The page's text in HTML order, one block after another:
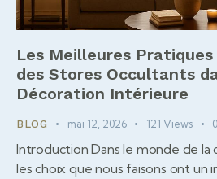
Les Meilleures
des Stores Occultants
Décoration Intérieure
BLOG mai 12, 2026 121 Views 0
Introduction Dans le monde de
les choix que nous faisons ont un